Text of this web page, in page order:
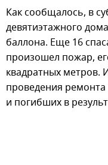
Как сообщалось, в
девятиэтажного
баллона. Еще 16
произошел пожар,
квадратных метров.
проведения
и погибших в